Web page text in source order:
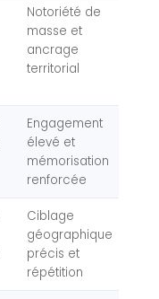
Notoriété de
masse et
ancrage
territorial
Engagement
élevé et
mémorisation
renforcée
Ciblage
géographique
précis et
répétition